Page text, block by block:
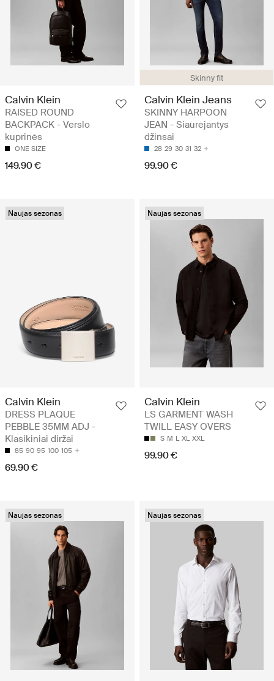
Calvin Klein
RAISED ROUND
BACKPACK - Verslo
kuprinės
ONE SIZE
149.90 €
Skinny fit
Calvin Klein Jeans
SKINNY HARPOON
JEAN - Siaurėjantys
džinsai
28 29 30 31 32
99.90 €
Naujas sezonas
Calvin Klein
DRESS PLAQUE
PEBBLE 35MM ADJ -
Klasikiniai diržai
85 90 95 100 105
69.90 €
Naujas sezonas
Calvin Klein
LS GARMENT WASH
TWILL EASY OVERS
S M L XL XXL
99.90 €
Naujas sezonas Naujas sezonas